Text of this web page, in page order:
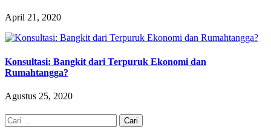
April 21, 2020
Konsultasi: Bangkit dari Terpuruk Ekonomi dan
Rumahtangga?
Agustus 25, 2020
Cari
untuk: